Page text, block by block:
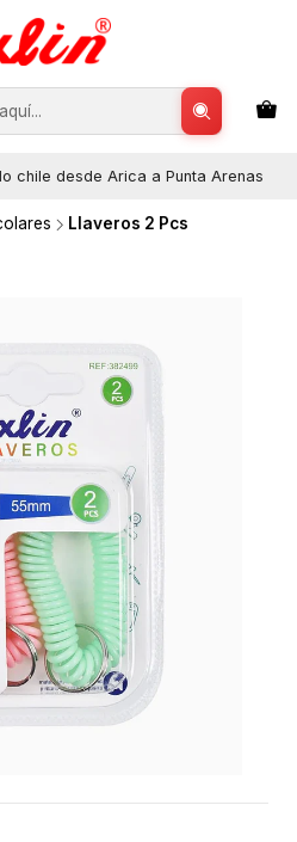
chile desde Arica a Punta Arenas
Llaveros 2 Pcs